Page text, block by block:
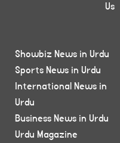
Us
Showbiz News in Urdu
Sports News in Urdu
International News in
Urdu
Business News in Urdu
Urdu Magazine